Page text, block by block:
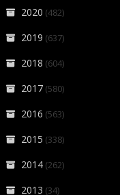
2020 (482)
2019 (637)
2018 (604)
2017 (580)
2016 (563)
2015 (338)
2014 (262)
2013 (34)